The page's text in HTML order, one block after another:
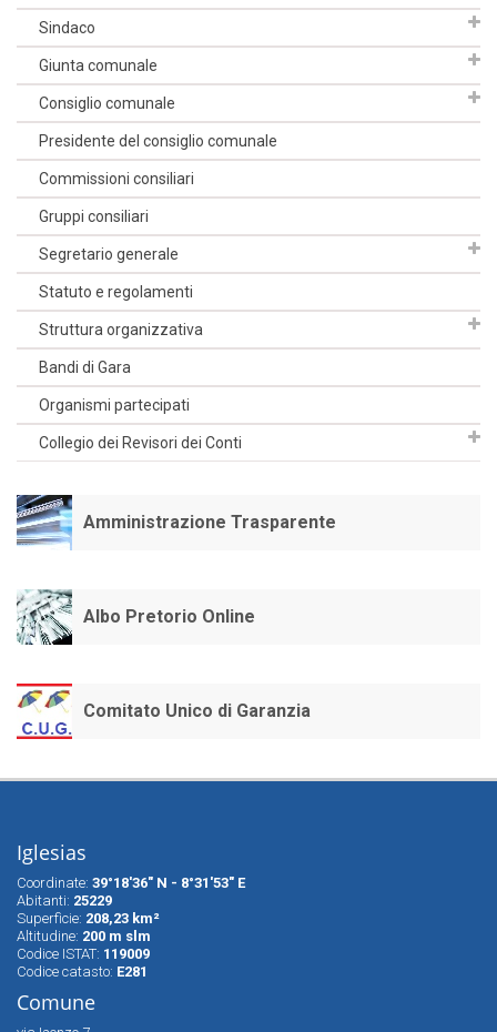
Sindaco
Giunta comunale
Consiglio comunale
Presidente del consiglio comunale
Commissioni consiliari
Gruppi consiliari
Segretario generale
Statuto e regolamenti
Struttura organizzativa
Bandi di Gara
Organismi partecipati
Collegio dei Revisori dei Conti
Amministrazione Trasparente
Albo Pretorio Online
Comitato Unico di Garanzia
Iglesias
Coordinate: 39°18'36" N - 8°31'53" E
Abitanti: 25229
Superfìcie: 208,23 km²
Altitudine: 200 m slm
Codice ISTAT: 119009
Codice catasto: E281
Comune